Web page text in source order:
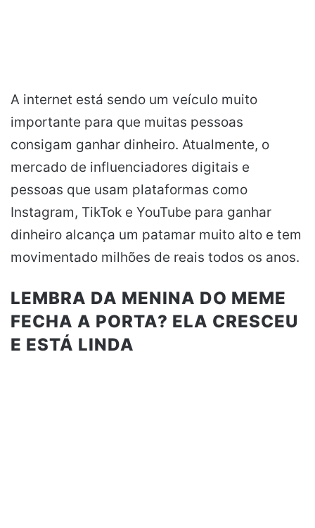
A internet está sendo um veículo muito
importante para que muitas pessoas
consigam ganhar dinheiro. Atualmente, o
mercado de influenciadores digitais e
pessoas que usam plataformas como
Instagram, TikTok e YouTube para ganhar
dinheiro alcança um patamar muito alto e tem
movimentado milhões de reais todos os anos.
LEMBRA DA MENINA DO MEME
FECHA A PORTA? ELA CRESCEU
E ESTÁ LINDA